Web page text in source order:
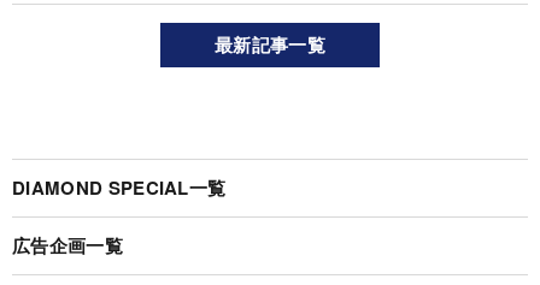
最新記事一覧
DIAMOND SPECIAL一覧
広告企画一覧